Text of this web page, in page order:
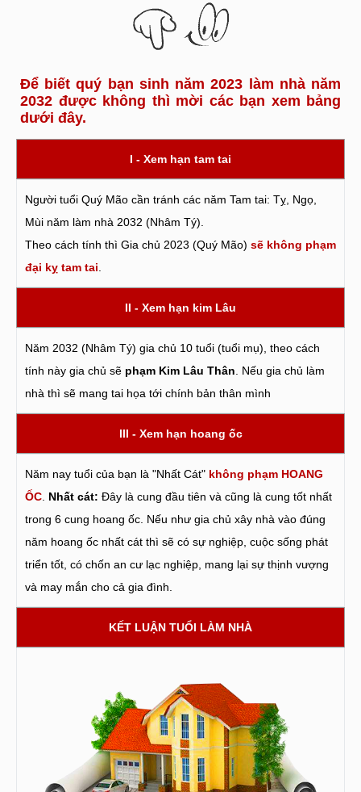
Để biết quý bạn sinh năm 2023 làm nhà năm
2032 được không thì mời các bạn xem bảng
dưới đây.
I - Xem hạn tam tai
Người tuổi Quý Mão cần tránh các năm Tam tai: Tỵ, Ngọ,
Mùi năm làm nhà 2032 (Nhâm Tý).
Theo cách tính thì Gia chủ 2023 (Quý Mão) sẽ không phạm
đại kỵ tam tai
II - Xem hạn kim Lâu
Năm 2032 (Nhâm Tý) gia chủ 10 tuổi (tuổi mụ), theo cách
tính này gia chủ sẽ phạm Kim Lâu Thân . Nếu gia chủ làm
nhà thì sẽ mang tai họa tới chính bản thân mình
III - Xem hạn hoang ốc
Năm nay tuổi của bạn là "Nhất Cát" không phạm HOANG
ỐC Nhất cát: Đây là cung đầu tiên và cũng là cung tốt nhất
trong 6 cung hoang ốc. Nếu như gia chủ xây nhà vào đúng
năm hoang ốc nhất cát thì sẽ có sự nghiệp, cuộc sống phát
triển tốt, có chốn an cư lạc nghiệp, mang lại sự thịnh vượng
và may mắn cho cả gia đình.
KẾT LUẬN TUỔI LÀM NHÀ